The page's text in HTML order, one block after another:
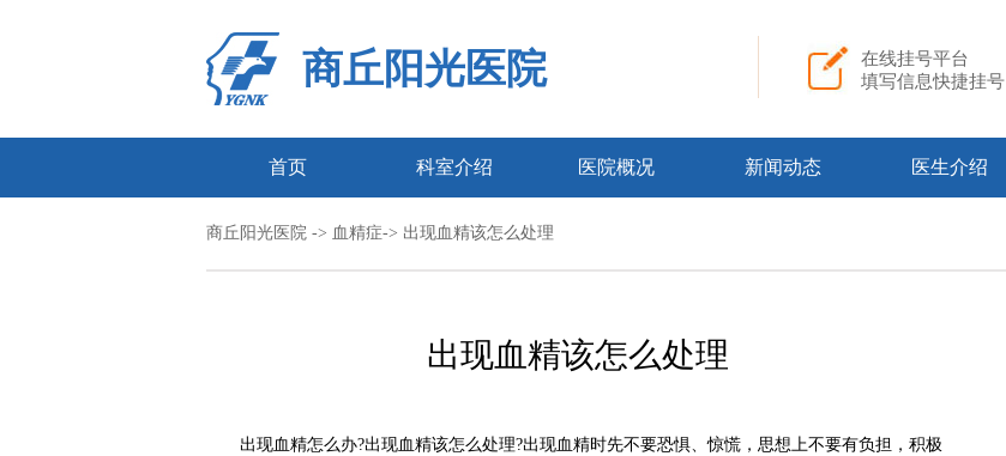
商丘阳光医院
在线挂号平台
填写信息快捷挂号
首页 科室介绍 医院概况 新闻动态 医生介绍
商丘阳光医院 -> 血精症-> 出现血精该怎么处理
出现血精该怎么处理
出现血精怎么办?出现血精该怎么处理?出现血精时先不要恐惧、惊慌，思想上不要有负担，积极